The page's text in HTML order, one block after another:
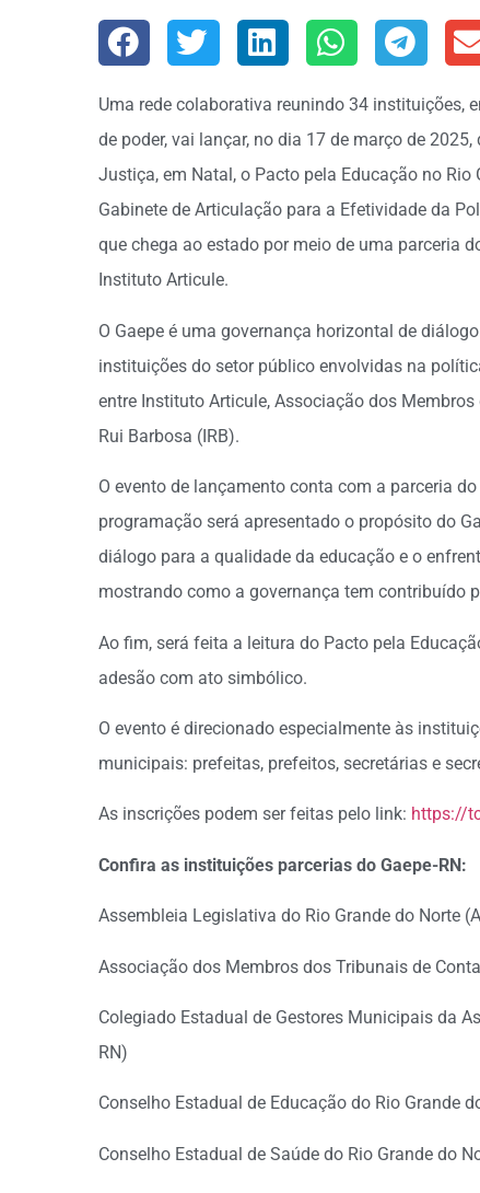
Uma rede colaborativa reunindo 34 instituições,
de poder, vai lançar, no dia 17 de março de
Justiça, em Natal, o Pacto pela Educação no
Gabinete de Articulação para a Efetividade da
que chega ao estado por meio de uma parceria
Instituto Articule.
O Gaepe é uma governança horizontal de
instituições do setor público envolvidas na
entre Instituto Articule, Associação dos
Rui Barbosa (IRB).
O evento de lançamento conta com a parceria
programação será apresentado o propósito do
diálogo para a qualidade da educação e o
mostrando como a governança tem contribuído
Ao fim, será feita a leitura do Pacto pela
adesão com ato simbólico.
O evento é direcionado especialmente às
municipais: prefeitas, prefeitos, secretárias e
As inscrições podem ser feitas pelo link: https://
Confira as instituições parcerias do Gaepe-RN:
Assembleia Legislativa do Rio Grande do Norte
Associação dos Membros dos Tribunais de
Colegiado Estadual de Gestores Municipais da
RN)
Conselho Estadual de Educação do Rio Grande
Conselho Estadual de Saúde do Rio Grande do